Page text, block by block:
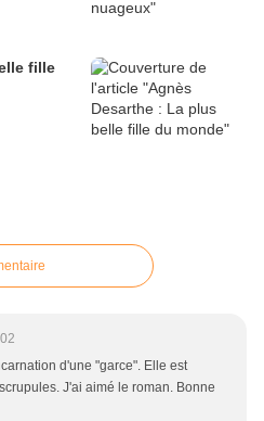
fille
d'une "garce". Elle est
J'ai aimé le roman. Bonne